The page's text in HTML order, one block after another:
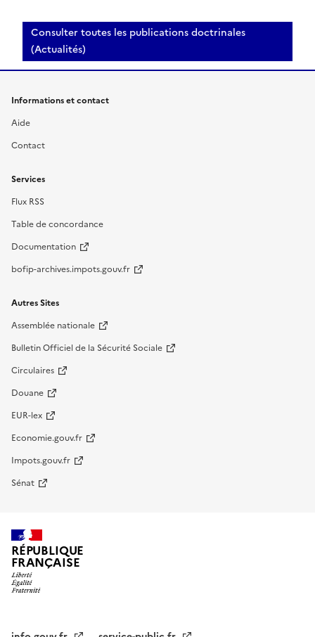
Consulter toutes les publications doctrinales
(Actualités)
Informations et contact
Aide
Contact
Services
Flux RSS
Table de concordance
Documentation
bofip-archives.impots.gouv.fr
Autres Sites
Assemblée nationale
Bulletin Officiel de la Sécurité Sociale
Circulaires
Douane
EUR-lex
Economie.gouv.fr
Impots.gouv.fr
Sénat
RÉPUBLIQUE
FRANÇAISE